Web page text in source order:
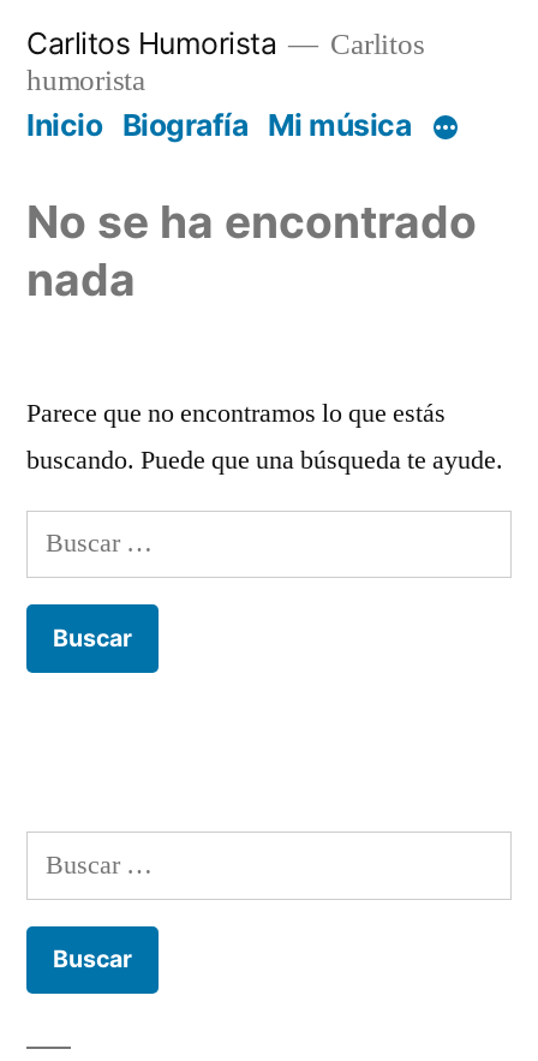
contenido
Carlitos Humorista
Carlitos
humorista
Inicio Biografía Mi música
No se ha encontrado
nada
Parece que no encontramos lo que estás
buscando. Puede que una búsqueda te ayude.
Buscar:
Buscar: